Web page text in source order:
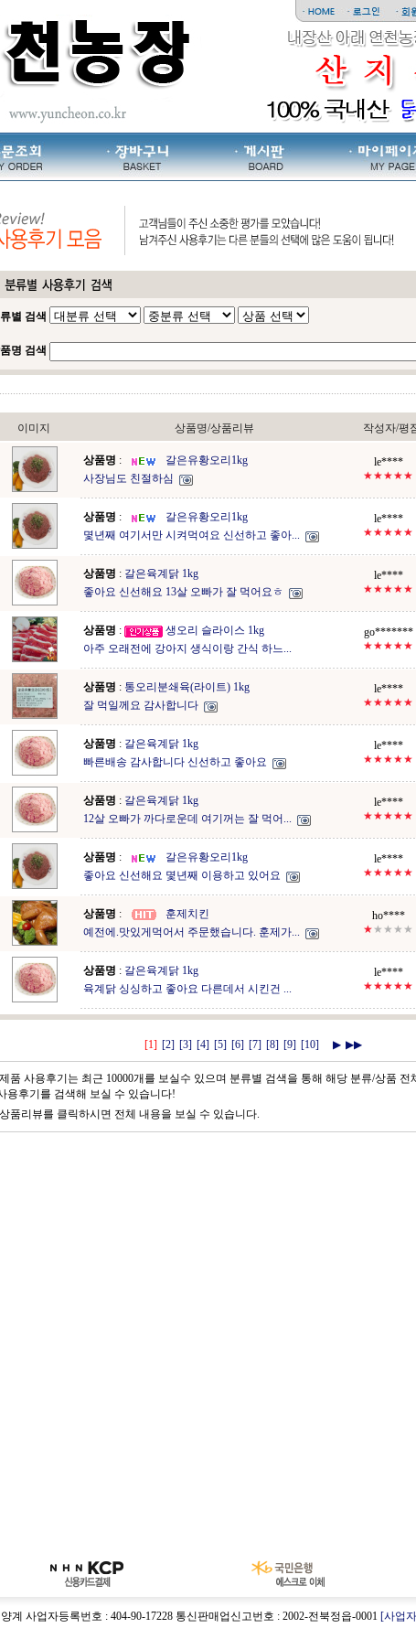
별 검색
명 검색
이미지 상품명/상품리뷰 작성자/평
상품명 :
갈은유황오리1kg
사장님도 친절하심
le****
★★★★★
상품명 :
갈은유황오리1kg
몇년째 여기서만 시켜먹여요 신선하고 좋아...
le****
★★★★★
상품명 : 갈은육계닭 1kg
좋아요 신선해요 13살 오빠가 잘 먹어요ㅎ
le****
★★★★★
상품명 :
생오리 슬라이스 1kg
아주 오래전에 강아지 생식이랑 간식 하느...
go*******
★★★★★
상품명 : 통오리분쇄육(라이트) 1kg
잘 먹일께요 감사합니다
le****
★★★★★
상품명 : 갈은육계닭 1kg
빠른배송 감사합니다 신선하고 좋아요
le****
★★★★★
상품명 : 갈은육계닭 1kg
12살 오빠가 까다로운데 여기꺼는 잘 먹어...
le****
★★★★★
상품명 :
갈은유황오리1kg
좋아요 신선해요 몇년째 이용하고 있어요
le****
★★★★★
상품명 :
훈제치킨
예전에.맛있게먹어서 주문했습니다. 훈제가...
ho****
★ ★★★★
상품명 : 갈은육계닭 1kg
육계닭 싱싱하고 좋아요 다른데서 시킨건 ...
le****
★★★★★
[1] [2] [3] [4] [5] [6] [7] [8] [9] [10] ▶ ▶▶
품 사용후기는 최근 10000개를 보실수 있으며 분류별 검색을 통해 해당 분류/상품 전
용후기를 검색해 보실 수 있습니다!
품리뷰를 클릭하시면 전체 내용을 보실 수 있습니다.
계 사업자등록번호 : 404-90-17228 통신판매업신고번호 : 2002-전북정읍-0001 [사업